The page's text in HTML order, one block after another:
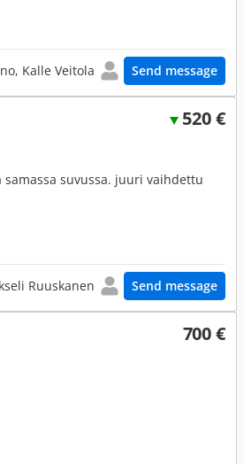
Kalle Veitola Send message
520 €
suvussa. juuri vaihdettu
Ruuskanen Send message
700 €